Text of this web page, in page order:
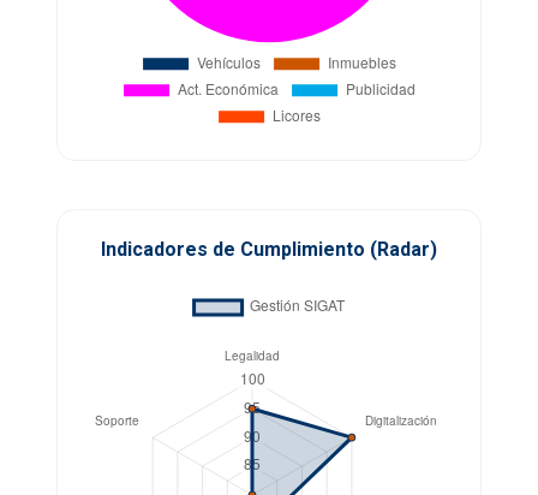
Indicadores de Cumplimiento (Radar)